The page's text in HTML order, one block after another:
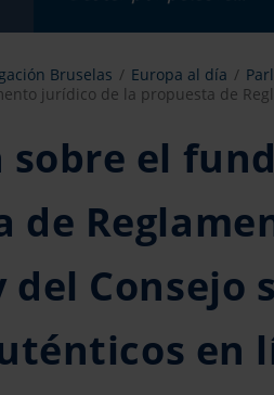
Bruselas Europa al día
jurídico de la propuesta de
sobre el
de
del
en